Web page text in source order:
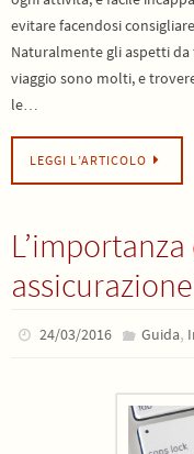
evitare facendosi
Naturalmente gli aspetti da
viaggio sono molti, e
le…
LEGGI L’ARTICOLO
24/03/2016 Guida,